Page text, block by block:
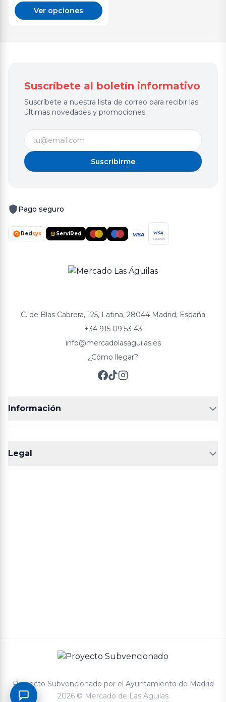
Ver opciones
Suscríbete al boletín informativo
Suscríbete a nuestra lista de correo para recibir las
últimas novedades y promociones.
Suscribirme
Pago seguro
Redsys ServiRed VISA VISA
Electron
C. de Blas Cabrera, 125, Latina, 28044 Madrid, España
+34 915 09 53 43
info@mercadolasaguilas.es
¿Cómo llegar?
Información
FRUTERÍAS
POLLERÍA
CHARCUTERIA
Legal
Aviso legal
Proyecto Subvencionado por el Ayuntamiento de Madrid
2026 © Mercado de Las Águilas